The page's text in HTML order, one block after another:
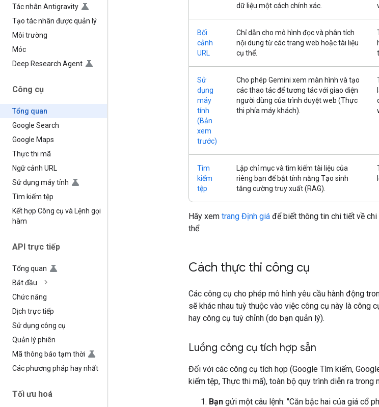
Tác nhân Antigravity
Tạo tác nhân được quản lý
Môi trường
Móc
Deep Research Agent
Công cụ
Tổng quan
Google Search
Google Maps
Thực thi mã
Ngữ cảnh URL
Sử dụng máy tính
Tìm kiếm tệp
Kết hợp Công cụ và Lệnh gọi
hàm
API trực tiếp
Tổng quan
Bắt đầu
Chức năng
Dịch trực tiếp
Sử dụng công cụ
Quản lý phiên
Mã thông báo tạm thời
Các phương pháp hay nhất
Tối ưu hoá
dữ liệu một cách chính xác.
Bối
cảnh
URL
Chỉ dẫn cho mô hình đọc và phân tích
nội dung từ các trang web hoặc tài liệu
cụ thể.
Sử
dụng
máy
tính
(Bản
xem
trước)
Cho phép Gemini xem màn hình và tạo
các thao tác để tương tác với giao diện
người dùng của trình duyệt web (Thực
thi phía máy khách).
Tìm
kiếm
tệp
Lập chỉ mục và tìm kiếm tài liệu của
riêng bạn để bật tính năng Tạo sinh
tăng cường truy xuất (RAG).
Hãy xem trang Định giá để biết thông tin chi tiết về
thể.
Cách thực thi công cụ
Các công cụ cho phép mô hình yêu cầu hành động
sẽ khác nhau tuỳ thuộc vào việc công cụ này là công
hay công cụ tuỳ chỉnh (do bạn quản lý).
Luồng công cụ tích hợp sẵn
Đối với các công cụ tích hợp (Google Tìm kiếm,
kiếm tệp, Thực thi mã), toàn bộ quy trình diễn ra trong
Bạn gửi một câu lệnh: "Căn bậc hai của giá cổ